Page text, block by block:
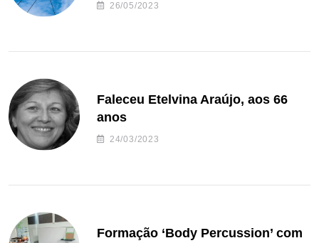
26/05/2023
Faleceu Etelvina Araújo, aos 66
anos
24/03/2023
Formação ‘Body Percussion’ com